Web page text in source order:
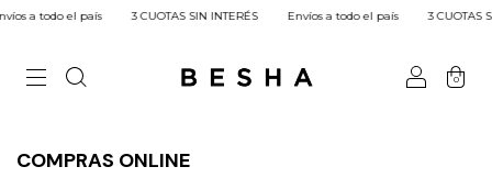
a todo el país 3 CUOTAS SIN INTERÉS Envíos a todo el país 3 CUOTAS SIN
0
COMPRAS ONLINE